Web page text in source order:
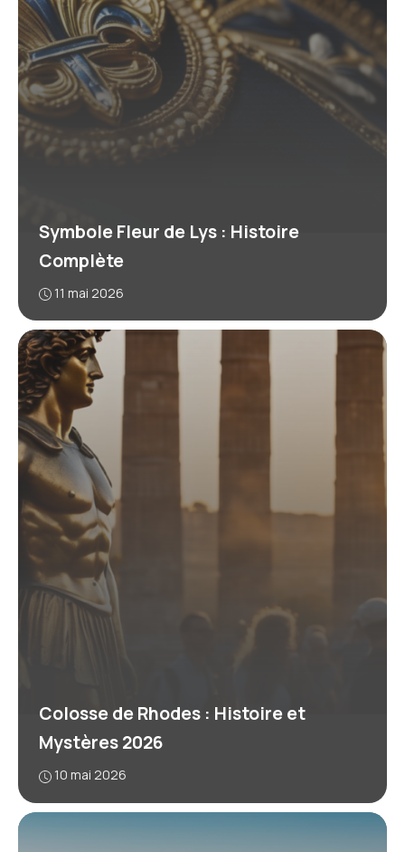
Symbole Fleur de Lys : Histoire
Complète
11 mai 2026
Colosse de Rhodes : Histoire et
Mystères 2026
10 mai 2026